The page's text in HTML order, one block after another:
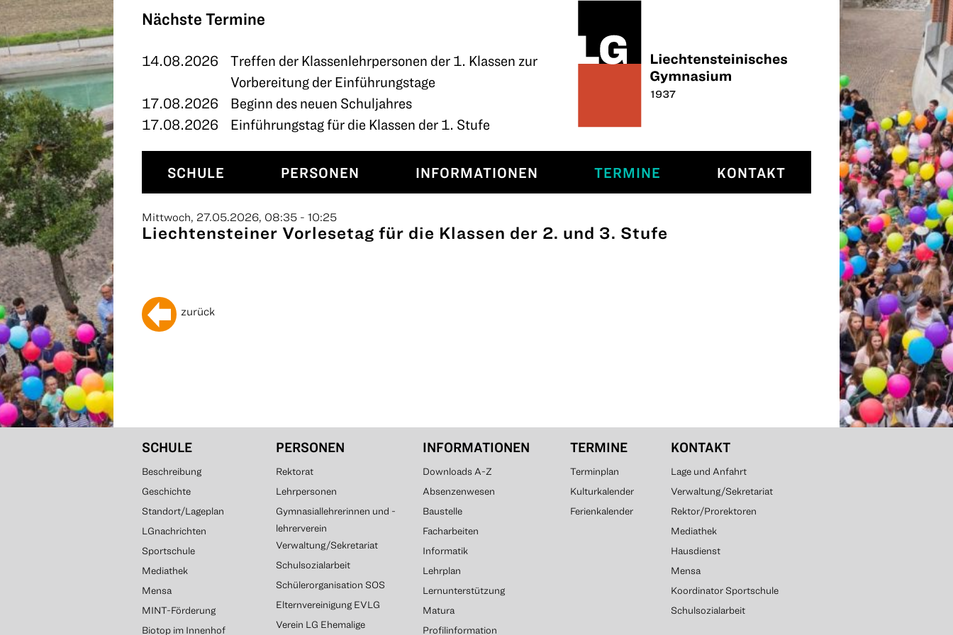
Nächste Termine
14.08.2026
Treffen der Klassenlehrpersonen der 1. Klassen zur
Vorbereitung der Einführungstage
17.08.2026
Beginn des neuen Schuljahres
17.08.2026
Einführungstag für die Klassen der 1. Stufe
SCHULE PERSONEN INFORMATIONEN TERMINE KONTAKT
KONTAKT
Mittwoch, 27.05.2026, 08:35 - 10:25
Liechtensteiner Vorlesetag für die Klassen der 2. und 3. Stufe
zurück
SCHULE
Beschreibung
Geschichte
Standort/Lageplan
LGnachrichten
Sportschule
Mediathek
Mensa
MINT-Förderung
Biotop im Innenhof
PERSONEN
Rektorat
Lehrpersonen
Gymnasiallehrerinnen und -
lehrerverein
Verwaltung/Sekretariat
Schulsozialarbeit
Schülerorganisation SOS
Elternvereinigung EVLG
Verein LG Ehemalige
INFORMATIONEN
Downloads A-Z
Absenzenwesen
Baustelle
Facharbeiten
Informatik
Lehrplan
Lernunterstützung
Matura
Profilinformation
TERMINE
Terminplan
Kulturkalender
Ferienkalender
KONTAKT
Lage und Anfahrt
Verwaltung/Sekretariat
Rektor/Prorektoren
Mediathek
Hausdienst
Mensa
Koordinator Sportschule
Schulsozialarbeit